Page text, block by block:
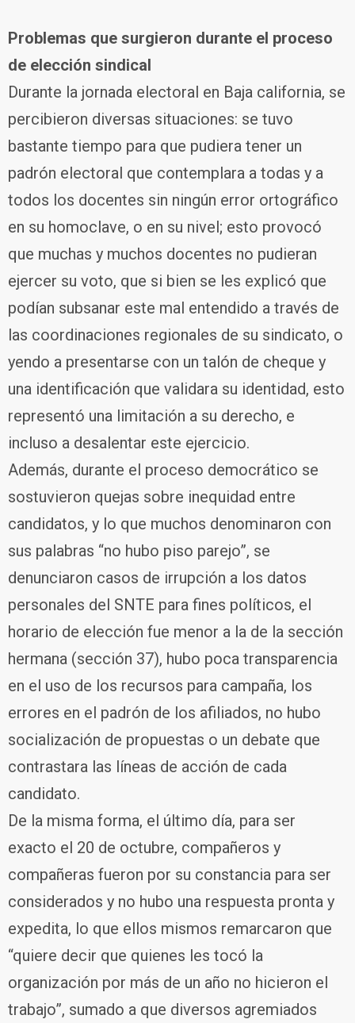
Problemas que surgieron durante el proceso
de elección sindical
Durante la jornada electoral en Baja california, se
percibieron diversas situaciones: se tuvo
bastante tiempo para que pudiera tener un
padrón electoral que contemplara a todas y a
todos los docentes sin ningún error ortográfico
en su homoclave, o en su nivel; esto provocó
que muchas y muchos docentes no pudieran
ejercer su voto, que si bien se les explicó que
podían subsanar este mal entendido a través de
las coordinaciones regionales de su sindicato, o
yendo a presentarse con un talón de cheque y
una identificación que validara su identidad, esto
representó una limitación a su derecho, e
incluso a desalentar este ejercicio.
Además, durante el proceso democrático se
sostuvieron quejas sobre inequidad entre
candidatos, y lo que muchos denominaron con
sus palabras “no hubo piso parejo”, se
denunciaron casos de irrupción a los datos
personales del SNTE para fines políticos, el
horario de elección fue menor a la de la sección
hermana (sección 37), hubo poca transparencia
en el uso de los recursos para campaña, los
errores en el padrón de los afiliados, no hubo
socialización de propuestas o un debate que
contrastara las líneas de acción de cada
candidato.
De la misma forma, el último día, para ser
exacto el 20 de octubre, compañeros y
compañeras fueron por su constancia para ser
considerados y no hubo una respuesta pronta y
expedita, lo que ellos mismos remarcaron que
“quiere decir que quienes les tocó la
organización por más de un año no hicieron el
trabajo”, sumado a que diversos agremiados